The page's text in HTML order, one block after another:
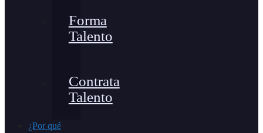
Forma
Talento
Contrata
Talento
¿Por qué